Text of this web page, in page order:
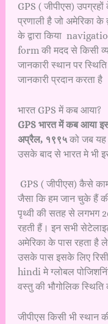
GPS ( जीपीएस)
प्रणाली है जो अमेरिका के
के द्वारा किया
form की मदद से किसी
जानकारी स्थान पर
जानकारी प्रदान करता है
भारत GPS में कब आया?
GPS भारत में कब आया
अप्रैल, १९९५को जब यह
उसके बाद से भारत मे भी
GPS ( जीपीएस) कैसे
जैसा कि हम जान चुके हैं
पृथ्वी की सतह से लगभग
रहती हैं। इन सभी
अमेरिका के पास रहता है
उसके पास इसके लिए
hindi मे ग्लोबल
वस्तु की भौगोलिक स्थिति
जीपीएस किसी भी स्थान